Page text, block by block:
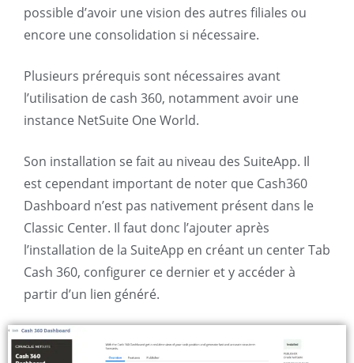
possible d’avoir une vision des autres filiales ou
encore une consolidation si nécessaire.
Plusieurs prérequis sont nécessaires avant
l’utilisation de cash 360, notamment avoir une
instance NetSuite One World.
Son installation se fait au niveau des SuiteApp. Il
est cependant important de noter que Cash360
Dashboard n’est pas nativement présent dans le
Classic Center. Il faut donc l’ajouter après
l’installation de la SuiteApp en créant un center Tab
Cash 360, configurer ce dernier et y accéder à
partir d’un lien généré.